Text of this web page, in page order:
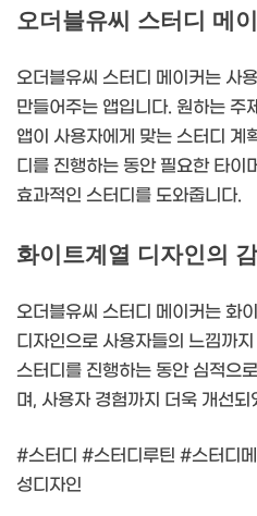
오더블유씨 스터디 메
오더블유씨 스터디 메이커는 사
만들어주는 앱입니다. 원하는 주
앱이 사용자에게 맞는 스터디 계
디를 진행하는 동안 필요한 타이
효과적인 스터디를 도와줍니다.
화이트계열 디자인의
오더블유씨 스터디 메이커는 화
디자인으로 사용자들의 느낌까
스터디를 진행하는 동안 심적으
며, 사용자 경험까지 더욱 개선되
#스터디 #스터디루틴 #스터디
성디자인